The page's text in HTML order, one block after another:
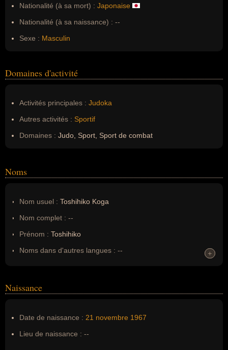
Nationalité (à sa mort) : Japonaise
Nationalité (à sa naissance) : --
Sexe : Masculin
Domaines d'activité
Activités principales : Judoka
Autres activités : Sportif
Domaines : Judo, Sport, Sport de combat
Noms
Nom usuel : Toshihiko Koga
Nom complet : --
Prénom : Toshihiko
Noms dans d'autres langues : --
Nom de famille :Koga
+
+
Naissance
Date de naissance : 21 novembre 1967
Lieu de naissance : --